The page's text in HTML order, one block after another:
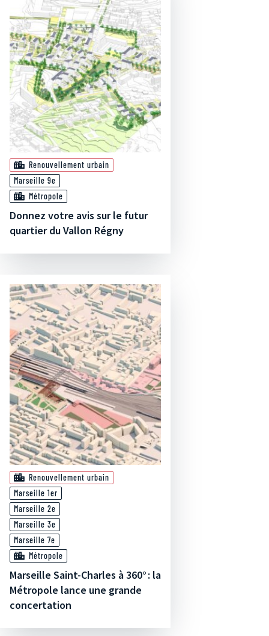
Renouvellement urbain
Marseille 9e
Métropole
Donnez votre avis sur le futur
quartier du Vallon Régny
Renouvellement urbain
Marseille 1er
Marseille 2e
Marseille 3e
Marseille 7e
Métropole
Marseille Saint-Charles à 360° : la
Métropole lance une grande
concertation